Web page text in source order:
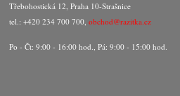
Třebohostická 12, Praha 10-Strašnice
tel.: +420 234 700 700,obchod@razitka.cz
Po - Čt: 9:00 - 16:00 hod., Pá: 9:00 - 15:00 hod.